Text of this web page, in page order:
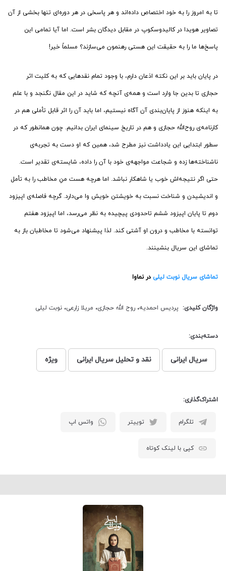
تا به امروز را به خود اختصاص داده‌اند و هر پاسخی در هر دوره‌ای تنها بخشی از آن
تصاویر هویدا در کالیدوسکوپ در مقابل دیدگان بشر است. اما آیا تمامی این
پاسخ‌ها ما را به حقیقت این هستی رهنمون می‌سازند؟ مسلماً خیر!
در پایان باید بر این نکته اذعان دارم، با وجود تمام نقدهایی که به کلیت اثر
حجازی تا بدین جا وارد است و همه‌ی آنچه که شاید در این مقال نگنجد و با علم
به اینکه هنوز از پایان‌بندی آن آگاه نیستیم، اما باید آن را اثر قابل تأملی هم در
کارنامه‌ی روح‌الله حجازی و هم در تاریخ سینمای ایران بدانیم. چون همانطور که در
سطور ابتدایی این یادداشت نیز مطرح شد، همین که او دست به تجربه‌ی
ناشناخته‌ها زده و شجاعت مواجهه‌ی خود با آن را داده، شایسته‌ی تقدیر است.
حتی اگر نتیجه‌اش خوب یا شاهکار نباشد. اما هرچه هست منِ مخاطب را به تأمل
و اندیشیدن و شناخت نسبت به خویشتن خویش وا می‌دارد. گرچه فاصله‌ی اپیزود
دوم تا پایان اپیزود ششم تاحدودی پیچیده به نظر می‌رسد، اما اپیزود هفتم
توانسته با مخاطب و درون او آشتی کند. لذا پیشنهاد می‌شود تا مخاطبان باز به
تماشای این سریال بنشینند.
تماشای سریال نوبت لیلی در نماوا
واژگان کلیدی: پردیس احمدیه، روح الله حجازی، مریلا زارعی، نوبت لیلی
دسته‌بندی:
سریال ایرانی نقد و تحلیل سریال ایرانی ویژه
اشتراک‌گذاری:
تلگرام توییتر واتس اپ
کپی با لینک کوتاه